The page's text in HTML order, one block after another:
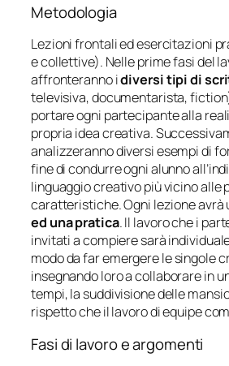
Metodologia
Lezioni frontali ed esercitazioni
e collettive). Nelle prime fasi del
affronteranno idiversi tipi di
televisiva, documentarista,
portare ogni partecipante alla
propria idea creativa.
analizzeranno diversi esempi di
fine di condurre ogni alunno
linguaggio creativo più vicino alle
caratteristiche. Ogni lezione avrà
ed una pratica. Il lavoro che i
invitati a compiere sarà
modo da far emergere le singole
insegnando loro a collaborare in
tempi, la suddivisione delle
rispetto che il lavoro di equipe
Fasi di lavoro e argomenti